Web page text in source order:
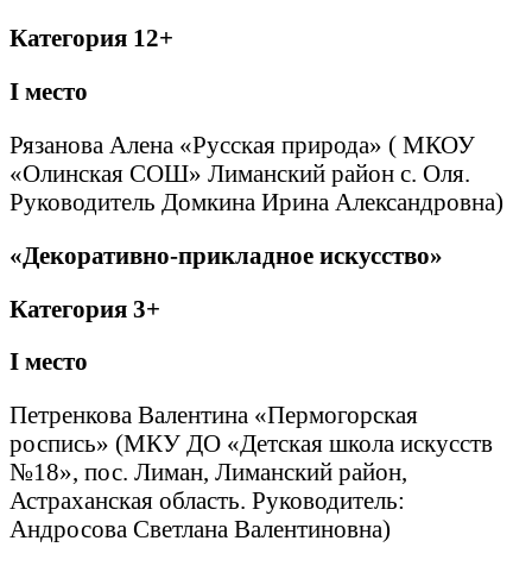
Категория 12+
I место
Рязанова Алена «Русская природа» ( МКОУ
«Олинская СОШ» Лиманский район с. Оля.
Руководитель Домкина Ирина Александровна)
«Декоративно-прикладное искусство»
Категория 3+
I место
Петренкова Валентина «Пермогорская
роспись» (МКУ ДО «Детская школа искусств
№18», пос. Лиман, Лиманский район,
Астраханская область. Руководитель:
Андросова Светлана Валентиновна)